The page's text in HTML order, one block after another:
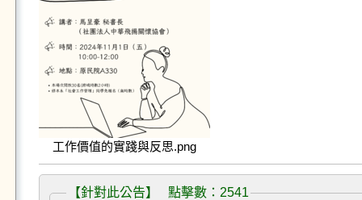
工作價值的實踐與反思.png
【針對此公告】 點擊數：2541